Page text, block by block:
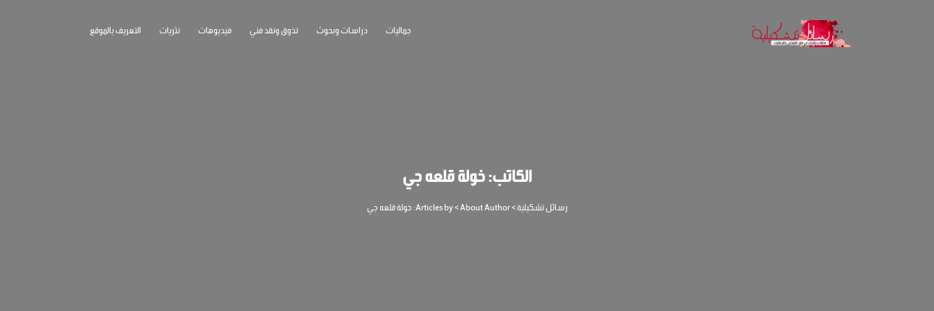
جماليات دراسات وبحوث تذوق ونقد فني فيديوهات نثريات التعريف بالموقع
الكاتب:خولة قلعه جي
رسائل تشكيلية>
About Author
>
Articles by: خولة قلعه جي